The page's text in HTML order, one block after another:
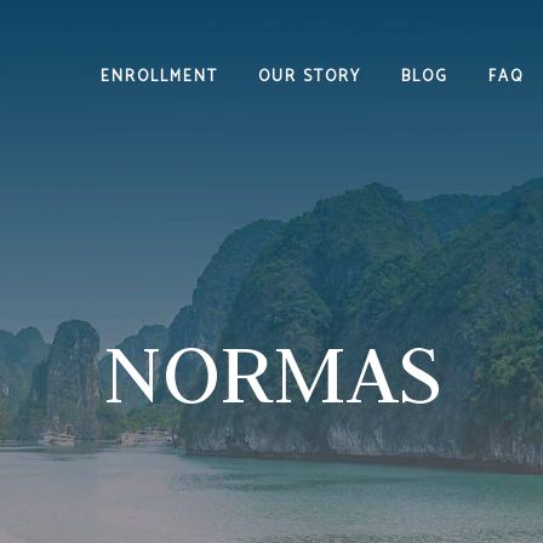
ENROLLMENT OUR STORY BLOG FAQ
NORMAS